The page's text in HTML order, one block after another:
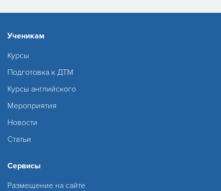
Ученикам
Курсы
Подготовка к ДТМ
Курсы английского
Мероприятия
Новости
Статьи
Сервисы
Размещение на сайте